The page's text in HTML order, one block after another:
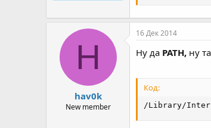
H
hav0k
New member
16 Дек 2014
Ну да PATH, ну
Код:
/Library/